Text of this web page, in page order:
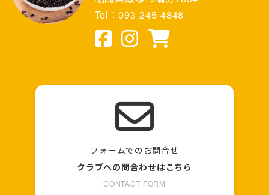
Tel：093-245-4848
フォームでのお問合せ
クラブへの問合わせはこちら
CONTACT FORM